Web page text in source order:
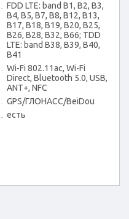
FDD LTE: band B1, B2, B3,
B4, B5, B7, B8, B12, B13,
B17, B18, B19, B20, B25,
B26, B28, B32, B66; TDD
LTE: band B38, B39, B40,
B41
Wi-Fi 802.11ac, Wi-Fi
Direct, Bluetooth 5.0, USB,
ANT+, NFC
GPS/ГЛОНАСС/BeiDou
есть